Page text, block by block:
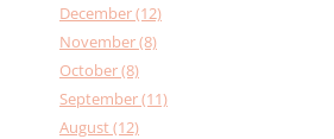
December (12)
November (8)
October (8)
September (11)
August (12)